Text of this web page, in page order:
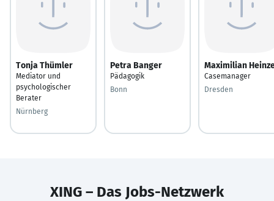
Tonja Thümler
Mediator und
psychologischer
Berater
Nürnberg
Petra Banger
Pädagogik
Bonn
Maximilian
Casemanager
Dresden
XING – Das Jobs-Netzwerk